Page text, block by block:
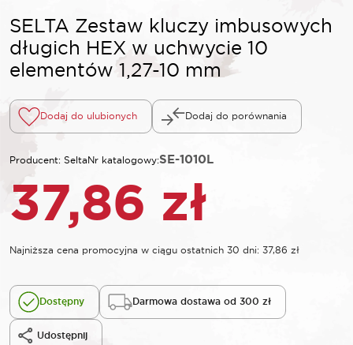
SELTA Zestaw kluczy imbusowych
długich HEX w uchwycie 10
elementów 1,27-10 mm
Dodaj do ulubionych Dodaj do porównania
Producent: SeltaNr katalogowy:SE-1010L
37,86 zł
Najniższa cena promocyjna w ciągu ostatnich 30 dni: 37,86 zł
Dostępny Darmowa dostawa od 300 zł
Udostępnij